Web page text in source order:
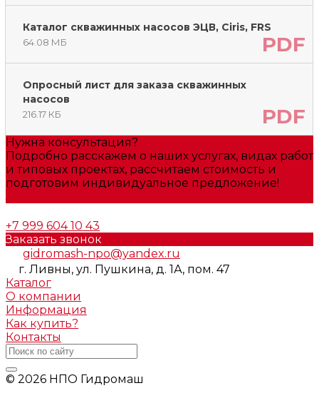
Каталог скважинных насосов ЭЦВ, Ciris, FRS
64.08 МБ PDF
Опросный лист для заказа скважинных
насосов
216.17 КБ PDF
Нужна консультация?
Подробно расскажем о наших услугах, видах работ
и типовых проектах, рассчитаем стоимость и
подготовим индивидуальное предложение!
+7 999 604 10 43
Заказать звонок
gidromash-npo@yandex.ru
г. Ливны, ул. Пушкина, д. 1А, пом. 47
Каталог
О компании
Информация
Как купить?
Контакты
© 2026 НПО Гидромаш